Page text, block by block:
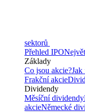
sektorů
Přehled IPO
Základy
Co jsou akcie?Jak
Frakční akcie
Dividendy
Měsíční dividendy
akcieNěmecké